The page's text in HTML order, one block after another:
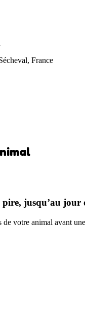
France
pire, jusqu’au
de votre animal avant